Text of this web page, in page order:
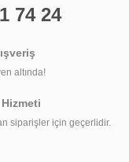
TL74 24
altında!
siparişler için geçerlidir.